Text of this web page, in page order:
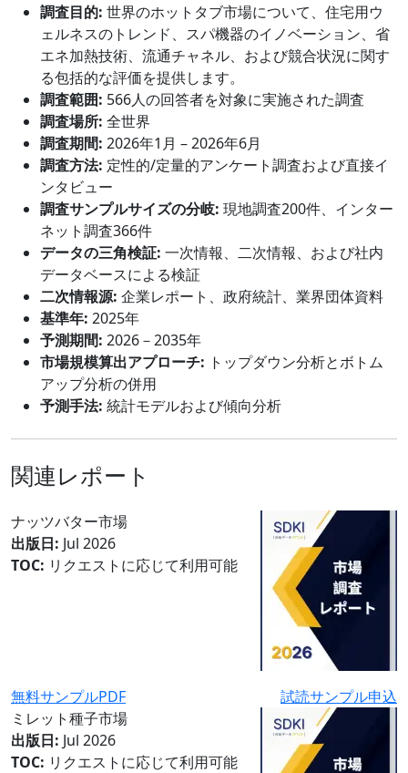
調査目的: 世界のホットタブ市場について、住宅用ウ
ェルネスのトレンド、スパ機器のイノベーション、省
エネ加熱技術、流通チャネル、および競合状況に関す
る包括的な評価を提供します。
調査範囲: 566人の回答者を対象に実施された調査
調査場所: 全世界
調査期間: 2026年1月 – 2026年6月
調査方法: 定性的/定量的アンケート調査および直接イ
ンタビュー
調査サンプルサイズの分岐: 現地調査200件、インター
ネット調査366件
データの三角検証: 一次情報、二次情報、および社内
データベースによる検証
二次情報源: 企業レポート、政府統計、業界団体資料
基準年: 2025年
予測期間: 2026－2035年
市場規模算出アプローチ: トップダウン分析とボトム
アップ分析の併用
予測手法: 統計モデルおよび傾向分析
関連レポート
ナッツバター市場
出版日: Jul 2026
TOC: リクエストに応じて利用可能
無料サンプルPDF
試読サンプル申込
ミレット種子市場
出版日: Jul 2026
TOC: リクエストに応じて利用可能